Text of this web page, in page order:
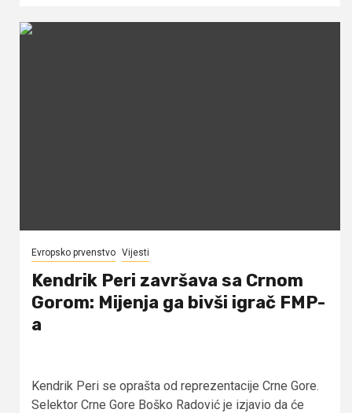
Evropsko prvenstvo Vijesti
Kendrik Peri završava sa Crnom
Gorom: Mijenja ga bivši igrač FMP-
a
Kendrik Peri se oprašta od reprezentacije Crne Gore.
Selektor Crne Gore Boško Radović je izjavio da će